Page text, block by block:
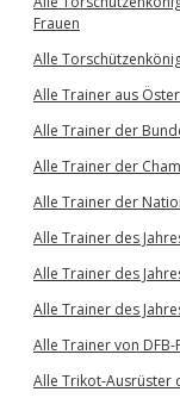
Frauen
Alle
Alle Trainer aus
Alle Trainer der
Alle Trainer der
Alle Trainer der
Alle Trainer des
Alle Trainer des
Alle Trainer des
Alle Trainer von DFB-
Alle Trikot-Ausrüster